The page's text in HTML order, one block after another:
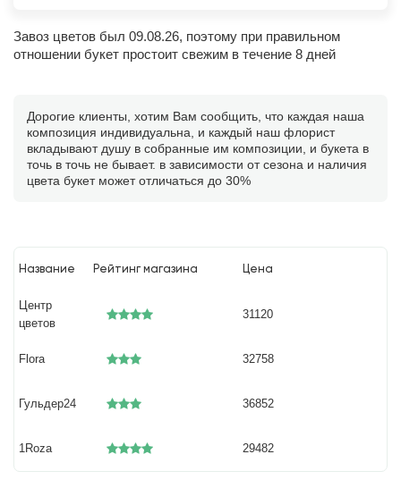
Завоз цветов был 09.08.26, поэтому при правильном
отношении букет простоит свежим в течение 8 дней
Дорогие клиенты, хотим Вам сообщить, что каждая наша
композиция индивидуальна, и каждый наш флорист
вкладывают душу в собранные им композиции, и букета в
точь в точь не бывает. в зависимости от сезона и наличия
цвета букет может отличаться до 30%
Название Рейтинг магазина Цена
Центр
цветов
31120
Flora 32758
Гульдер24 36852
1Roza 29482